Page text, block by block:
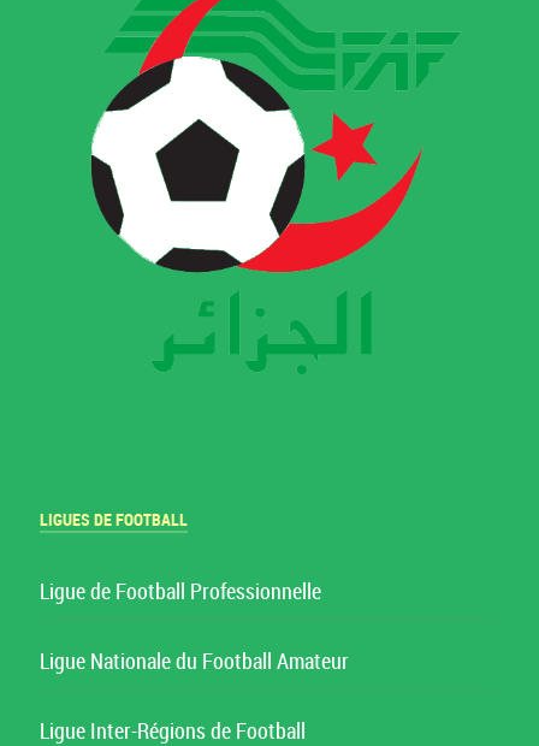
LIGUES DE FOOTBALL
Ligue de Football Professionnelle
Ligue Nationale du Football Amateur
Ligue Inter-Régions de Football